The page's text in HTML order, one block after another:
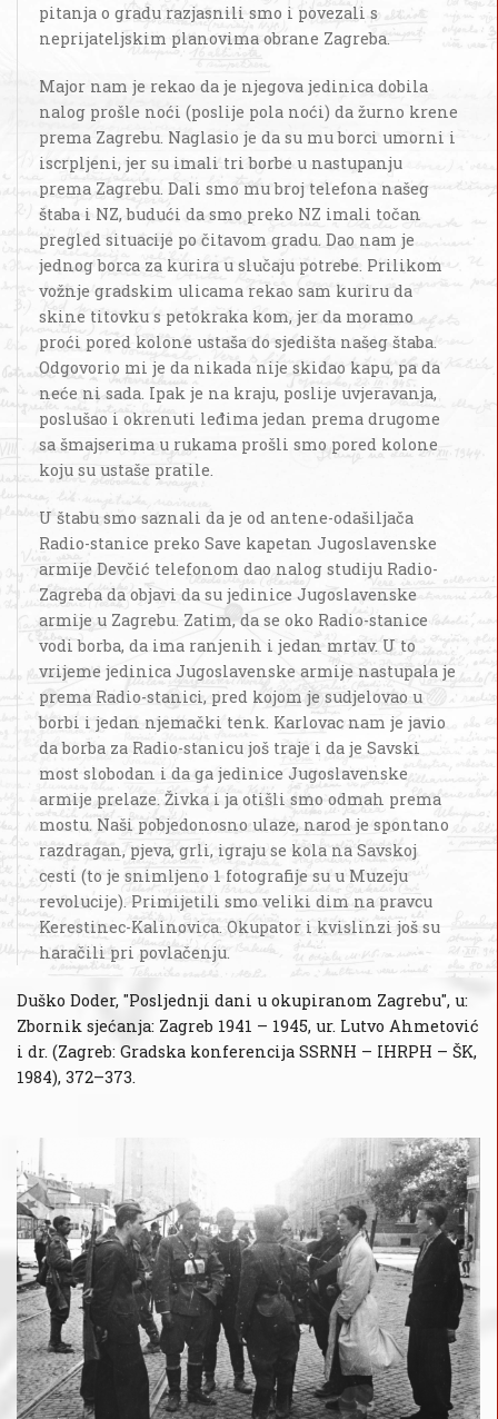
pitanja o gradu razjasnili smo i povezali s
neprijateljskim planovima obrane Zagreba.
Major nam je rekao da je njegova jedinica dobila
nalog prošle noći (poslije pola noći) da žurno krene
prema Zagrebu. Naglasio je da su mu borci umorni i
iscrpljeni, jer su imali tri borbe u nastupanju
prema Zagrebu. Dali smo mu broj telefona našeg
štaba i NZ, budući da smo preko NZ imali točan
pregled situacije po čitavom gradu. Dao nam je
jednog borca za kurira u slučaju potrebe. Prilikom
vožnje gradskim ulicama rekao sam kuriru da
skine titovku s petokraka kom, jer da moramo
proći pored kolone ustaša do sjedišta našeg štaba.
Odgovorio mi je da nikada nije skidao kapu, pa da
neće ni sada. Ipak je na kraju, poslije uvjeravanja,
poslušao i okrenuti leđima jedan prema drugome
sa šmajserima u rukama prošli smo pored kolone
koju su ustaše pratile.
U štabu smo saznali da je od antene-odašiljača
Radio-stanice preko Save kapetan Jugoslavenske
armije Devčić telefonom dao nalog studiju Radio-
Zagreba da objavi da su jedinice Jugoslavenske
armije u Zagrebu. Zatim, da se oko Radio-stanice
vodi borba, da ima ranjenih i jedan mrtav. U to
vrijeme jedinica Jugoslavenske armije nastupala je
prema Radio-stanici, pred kojom je sudjelovao u
borbi i jedan njemački tenk. Karlovac nam je javio
da borba za Radio-stanicu još traje i da je Savski
most slobodan i da ga jedinice Jugoslavenske
armije prelaze. Živka i ja otišli smo odmah prema
mostu. Naši pobjedonosno ulaze, narod je spontano
razdragan, pjeva, grli, igraju se kola na Savskoj
cesti (to je snimljeno 1 fotografije su u Muzeju
revolucije). Primijetili smo veliki dim na pravcu
Kerestinec-Kalinovica. Okupator i kvislinzi još su
haračili pri povlačenju.
Duško Doder, "Posljednji dani u okupiranom Zagrebu", u:
Zbornik sjećanja: Zagreb 1941 – 1945, ur. Lutvo Ahmetović
i dr. (Zagreb: Gradska konferencija SSRNH – IHRPH – ŠK,
1984), 372–373.